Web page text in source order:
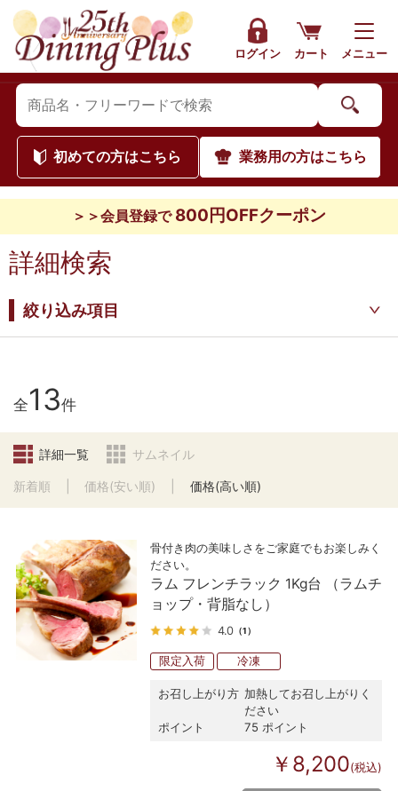
ログイン カート メニュー
初めての方はこちら 業務用の方はこちら
＞＞会員登録で 800円OFFクーポン
詳細検索
絞り込み項目
全13件
詳細一覧 サムネイル
新着順 価格(安い順) 価格(高い順)
骨付き肉の美味しさをご家庭でもお楽しみく
ださい。
ラム フレンチラック 1Kg台 （ラムチ
ョップ・背脂なし）
4.0 （1）
限定入荷 冷凍
お召し上がり方 加熱してお召し上がりく
ださい
ポイント
75 ポイント
￥8,200(税込)